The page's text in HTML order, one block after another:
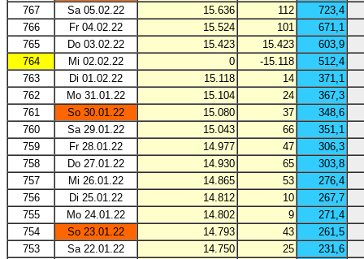
767
Sa 05.02.22 15.636 112
723,4
766
Fr 04.02.22 15.524 101
671,1
765
Do 03.02.22 15.423 15.423
603,9
764
Mi 02.02.22 0 -15.118
512,4
763
Di 01.02.22 15.118 14
371,1
762
Mo 31.01.22 15.104 24
367,3
761
So 30.01.22 15.080 37
348,6
760
Sa 29.01.22 15.043 66
351,1
759
Fr 28.01.22 14.977 47
306,3
758
Do 27.01.22 14.930 65
303,8
757
Mi 26.01.22 14.865 53
276,4
756
Di 25.01.22 14.812 10
267,7
755
Mo 24.01.22 14.802 9
271,4
754
So 23.01.22 14.793 43
261,5
753
Sa 22.01.22 14.750 25
231,6